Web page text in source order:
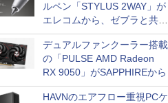
ルペン「STYLUS 2WAY」が
エレコムから、ゼブラと共同
開発
デュアルファンクーラー搭載
の「PULSE AMD Radeon
RX 9050」がSAPPHIREから
HAVNのエアフロー重視PCケ